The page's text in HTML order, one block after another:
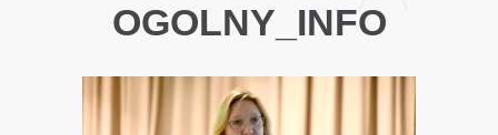
OGOLNY_INFO